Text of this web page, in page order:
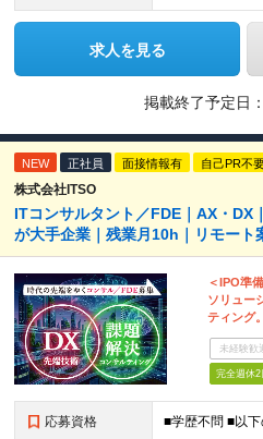
求人を見る
掲載終了予定日：
NEW 正社員 面接情報有 自己PR不
株式会社ITSO
ITコンサルタント／FDE｜AX・DX
が大手企業｜残業月10h｜リモート
＜IPO準
ソリュー
ティング。
未経験歓
完全週休2
応募資格